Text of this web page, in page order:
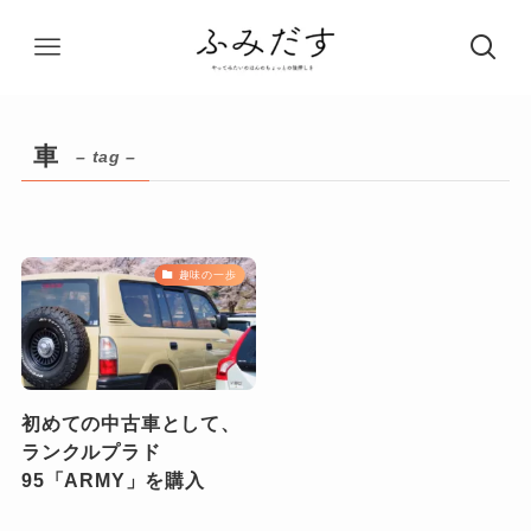
車 – tag –
趣味の一歩
初めての中古車として、
ランクルプラド
95「ARMY」を購入